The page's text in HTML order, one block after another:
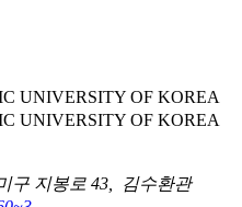
구 지봉로 43, 김수환관